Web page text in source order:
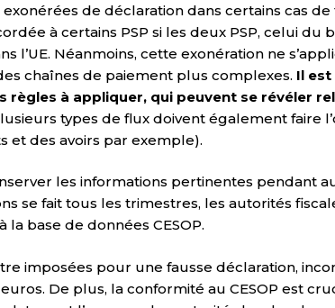
de déclaration dans certains cas de
à certains PSP si les deux PSP, celui du
l’UE. Néanmoins, cette exonération ne
chaînes de paiement plus complexes. Il
règles à appliquer, qui peuvent se révéler
types de flux doivent également faire
et des avoirs par exemple).
les informations pertinentes pendant
se fait tous les trimestres, les autorités
base de données CESOP.
imposées pour une fausse déclaration,
De plus, la conformité au CESOP est